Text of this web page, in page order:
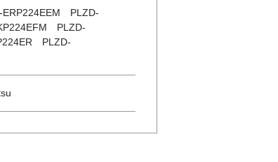
PLZD-
PLZD-
PLZD-